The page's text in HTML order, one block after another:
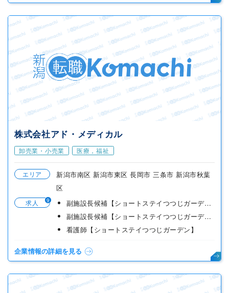
株式会社アド・メディカル
卸売業・小売業 医療，福祉
エリア
新潟市南区 新潟市東区 長岡市 三条市 新潟市秋葉
区
求人 9
副施設長候補【ショートステイつつじガーデン白根】
副施設長候補【ショートステイつつじガーデン石山】
看護師【ショートステイつつじガーデン】
企業情報の詳細を見る